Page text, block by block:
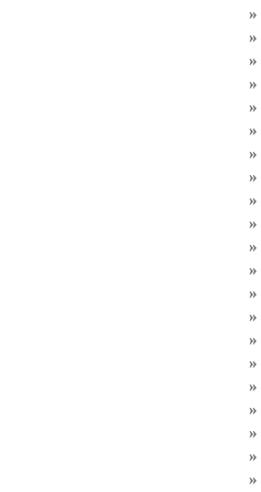
»
»
»
»
»
»
»
»
»
»
»
»
»
»
»
»
»
»
»
»
»